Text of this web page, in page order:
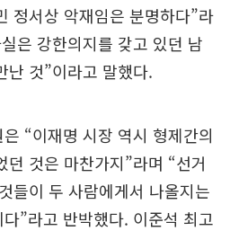
정서상 악재임은 분명하다”라
은 강한의지를 갖고 있던 남
난 것”이라고 말했다.
“이재명 시장 역시 형제간의
것은 마찬가지”라며 “선거
들이 두 사람에게서 나올지는
”라고 반박했다. 이준석 최고